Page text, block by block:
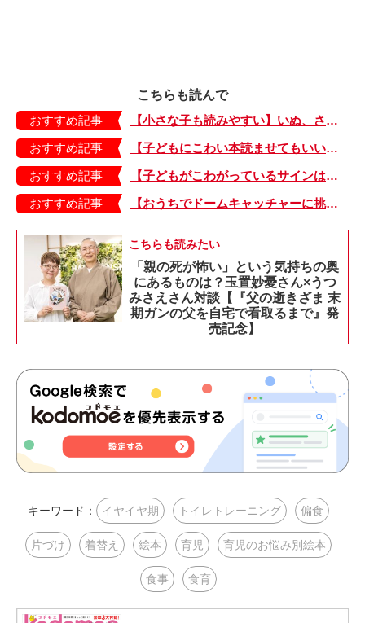
こちらも読んで
おすすめ記事
【小さな子も読みやすい】いぬ、さる、うさぎ、ゴリラにあひる…動物たちのまねっこできるかな？『まねまねっこ』発売中！
おすすめ記事
【子どもにこわい本読ませてもいいの？】「子どもはどのようなものにこわさを感じやすいのでしょうか？」
おすすめ記事
【子どもがこわがっているサインは？】「読み聞かせのとき、子どもがこわがっていると判断できるサインを教えてください！」
おすすめ記事
【おうちでドームキャッチャーに挑戦だ】アンパンマン わくわくドームキャッチャー
こちらも読みたい
「親の死が怖い」という気持ちの奥
にあるものは？玉置妙憂さん×うつ
みさえさん対談【『父の逝きざま 末
期ガンの父を自宅で看取るまで』発
売記念】
キーワード： イヤイヤ期 トイレトレーニング 偏食
片づけ 着替え 絵本 育児 育児のお悩み別絵本
食事 食育